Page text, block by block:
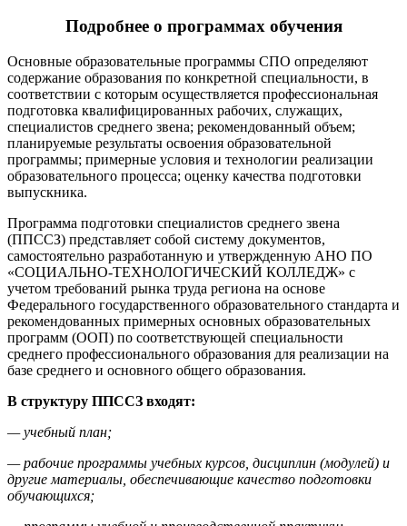
Подробнее о программах обучения
Основные образовательные программы СПО определяют
содержание образования по конкретной специальности, в
соответствии с которым осуществляется профессиональная
подготовка квалифицированных рабочих, служащих,
специалистов среднего звена; рекомендованный объем;
планируемые результаты освоения образовательной
программы; примерные условия и технологии реализации
образовательного процесса; оценку качества подготовки
выпускника.
Программа подготовки специалистов среднего звена
(ППССЗ) представляет собой систему документов,
самостоятельно разработанную и утвержденную АНО ПО
«СОЦИАЛЬНО-ТЕХНОЛОГИЧЕСКИЙ КОЛЛЕДЖ» с
учетом требований рынка труда региона на основе
Федерального государственного образовательного стандарта и
рекомендованных примерных основных образовательных
программ (ООП) по соответствующей специальности
среднего профессионального образования для реализации на
базе среднего и основного общего образования.
В структуру ППССЗ входят:
— учебный план;
— рабочие программы учебных курсов, дисциплин (модулей) и
другие материалы, обеспечивающие качество подготовки
обучающихся;